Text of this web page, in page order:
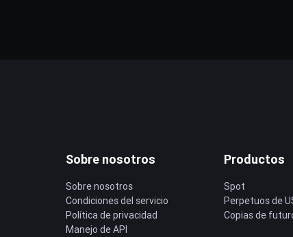
Sobre nosotros
Sobre nosotros
Condiciones del servicio
Política de privacidad
Manejo de API
Productos
Spot
Perpetuos de
Copias de